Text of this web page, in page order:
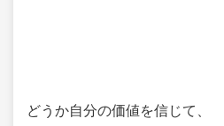
どうか自分の価値を信じて、